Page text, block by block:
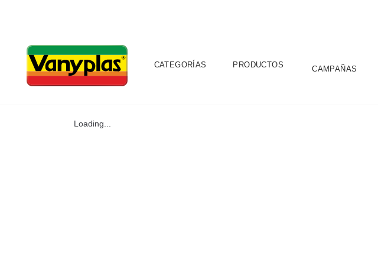
CATEGORÍAS PRODUCTOS CAMPAÑAS
Loading...